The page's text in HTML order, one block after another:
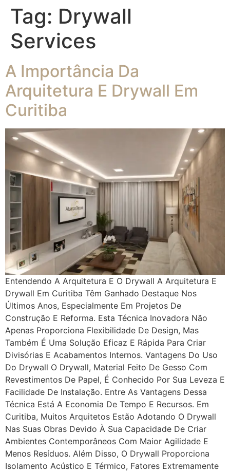
Tag: Drywall
Services
A Importância Da
Arquitetura E Drywall Em
Curitiba
Entendendo A Arquitetura E O Drywall A Arquitetura E
Drywall Em Curitiba Têm Ganhado Destaque Nos
Últimos Anos, Especialmente Em Projetos De
Construção E Reforma. Esta Técnica Inovadora Não
Apenas Proporciona Flexibilidade De Design, Mas
Também É Uma Solução Eficaz E Rápida Para Criar
Divisórias E Acabamentos Internos. Vantagens Do Uso
Do Drywall O Drywall, Material Feito De Gesso Com
Revestimentos De Papel, É Conhecido Por Sua Leveza E
Facilidade De Instalação. Entre As Vantagens Dessa
Técnica Está A Economia De Tempo E Recursos. Em
Curitiba, Muitos Arquitetos Estão Adotando O Drywall
Nas Suas Obras Devido À Sua Capacidade De Criar
Ambientes Contemporâneos Com Maior Agilidade E
Menos Resíduos. Além Disso, O Drywall Proporciona
Isolamento Acústico E Térmico, Fatores Extremamente